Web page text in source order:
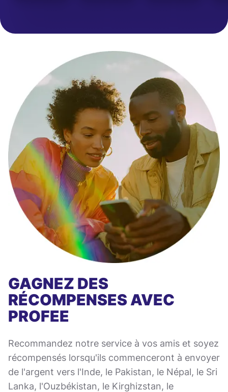
GAGNEZ DES
RÉCOMPENSES AVEC
PROFEE
Recommandez notre service à vos amis et soyez
récompensés lorsqu'ils commenceront à envoyer
de l'argent vers l'Inde, le Pakistan, le Népal, le Sri
Lanka, l'Ouzbékistan, le Kirghizstan, le